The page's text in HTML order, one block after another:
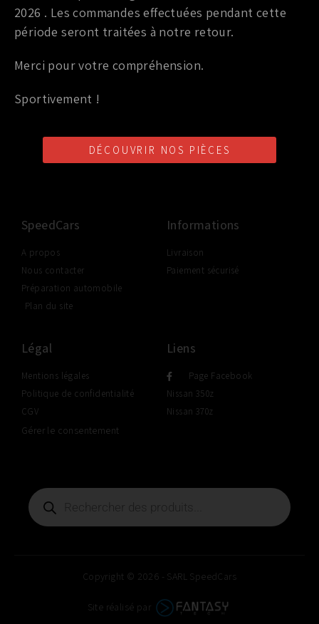
15,00€ – 16,50€ TTC
LIVRAISON SHOP2SHOP
PAIEMENT EN LIGNE
CONSEILS PERSONNALISÉS
SpeedCars
A propos
Nous contacter
Préparation automobile
Plan du site
Informations
Livraison
Paiement sécurisé
Légal
Mentions légales
Politique de confidentialité
CGV
Gérer le consentement
Liens
Page Facebook
Nissan 350z
Nissan 370z
Copyright © 2026 - SARL SpeedCars
Site réalisé par
2026 . Les commandes effectuées pendant cette
période seront traitées à notre retour.
Merci pour votre compréhension.
Sportivement !
DÉCOUVRIR NOS PIÈCES